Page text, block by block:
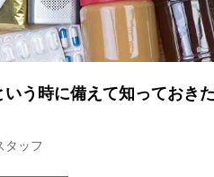
う時に備えて知っておき
タッフ